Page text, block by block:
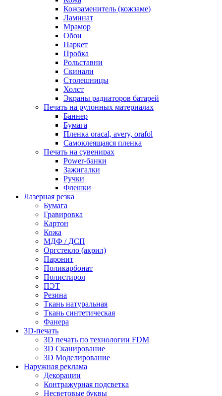
Кожзаменитель (кожзаме)
Ламинат
Мрамор
Обои
Паркет
Пробка
Рольставни
Скинали
Столешницы
Холст
Экраны радиаторов батарей
Печать на рулонных материалах
Баннер
Бумага
Пленка oracal, avery, orafol
Самоклеящаяся пленка
Печать на сувенирах
Power-банки
Зажигалки
Ручки
Флешки
Лазерная резка
Бумага
Гравировка
Картон
Кожа
МДФ / ДСП
Оргстекло (акрил)
Паронит
Поликарбонат
Полистирол
ПЭТ
Резина
Ткань натуральная
Ткань синтетическая
Фанера
3D-печать
3D печать по технологии FDM
3D Сканирование
3D Моделирование
Наружная реклама
Декорации
Контражурная подсветка
Несветовые буквы